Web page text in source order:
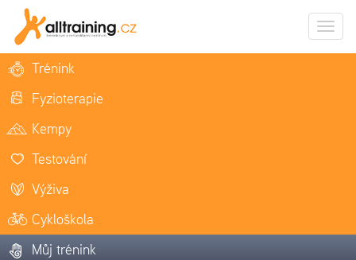
Trénink
Fyzioterapie
Kempy
Testování
Výživa
Cykloškola
Můj trénink